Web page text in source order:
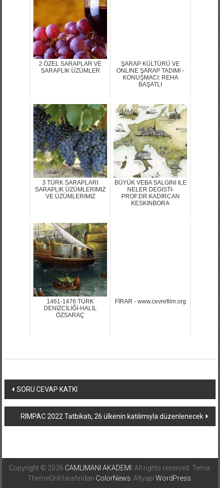
2 ÖZEL SARAPLAR VE
SARAPLIK ÜZÜMLER
ŞARAP KÜLTÜRÜ VE
ONLINE ŞARAP TADIMI -
KONUŞMACI: REHA
BAŞATLI
3 TÜRK SARAPLARI
SARAPLIK ÜZÜMLERIMIZ
VE ÜZÜMLERIMIZ
BÜYÜK VEBA SALGINI ILE
NELER DEGISTI-
PROF.DR.KADIRCAN
KESKINBORA
1461-1476 TÜRK
DENİZCİLİĞİ-HALİL
ÖZSARAÇ
FİRAR - www.cevrefilm.org
Yazı
dolaşımı
SORU CEVAP KATKI
RIMPAC 2022 Tatbikatı, 26 ülkenin katılımıyla düzenlenecek
Copyright © 2026 CAMLIMANI AKADEMI
. All rights reserved. Tema:
ThemeGrill tarafından ColorNews . Altyapı WordPress